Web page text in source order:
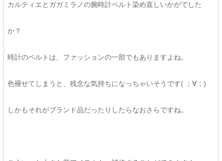
カルティエとガガミラノの腕時計ベルト染め直しいかがでした
か？
時計のベルトは、ファッションの一部でもありますよね。
色褪せてしまうと、残念な気持ちになっちゃいそうです( ；∀；)
しかもそれがブランド品だったりしたらなおさらですね。